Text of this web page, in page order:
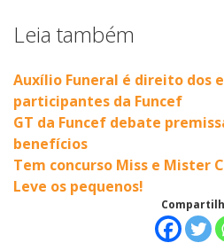
Leia também
Auxílio Funeral é direito dos
participantes da Funcef
GT da Funcef debate
benefícios
Tem concurso Miss e Mister
Leve os pequenos!